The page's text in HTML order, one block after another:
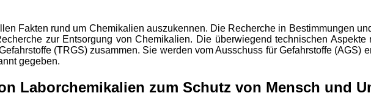
Fakten rund um Chemikalien auszukennen. Die Recherche in Bestimmungen
zur Entsorgung von Chemikalien. Die überwiegend technischen
(TRGS) zusammen. Sie werden vom Ausschuss für Gefahrstoffe
gegeben.
Laborchemikalien zum Schutz von Mensch und